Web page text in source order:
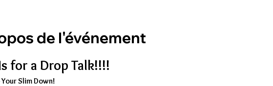
de l'événement
for a Drop Talk!!!!
Slim Down!